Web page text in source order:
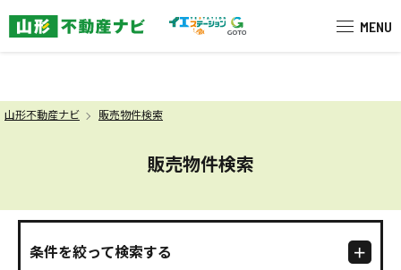
米沢市を中心に南陽市・高畠町・
MENU
山形不動産ナビ 販売物件検索
販売物件検索
条件を絞って検索する